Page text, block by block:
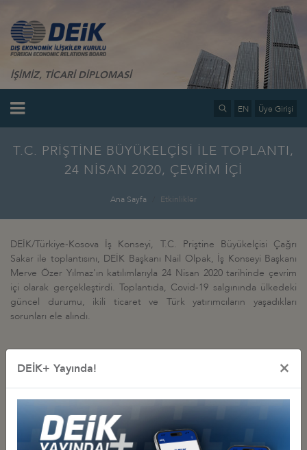
İŞİMİZ, TİCARİ DİPLOMASİ
EN Üye Girişi
T.C. PRİŞTİNE BÜYÜKELÇİSİ İLE TOPLANTI,
24 NİSAN 2020, ÇEVRİM İÇİ
Ana Sayfa Etkinlikler
DEİK/Türkiye-Kosova İş Konseyi, T.C. Priştine Büyükelçisi Çağrı
Sakar ile toplantısını, DEİK Başkanı Nail Olpak, İş Konseyi Başkanı
Merve Özer Yılmaz'ın katılımlarıyla 24 Nisan 2020 tarihinde çevrim
içi olarak gerçekleştirdi. Toplantıda, Covid-19 salgınında ülkedeki
güncel durumu, ikili ticaret ve Türk yatırımcıların yaşadıkları
sorunları ele alındı.
İş Konseyi ile Alakalı Diğer Etkinlikler
TÜRKİYE-KOSOVA İŞ FORUMU
03 Haziran 2024 Pazartesi Türkiye - Kosova İş Konseyi
DEİK+ Yayında! ×